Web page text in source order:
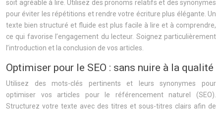
soit agréable à lire. Utilisez des pronoms relatifs et des synonymes
pour éviter les répétitions et rendre votre écriture plus élégante. Un
texte bien structuré et fluide est plus facile à lire et à comprendre,
ce qui favorise l’engagement du lecteur. Soignez particulièrement
l’introduction et la conclusion de vos articles.
Optimiser pour le SEO : sans nuire à la qualité
Utilisez des mots-clés pertinents et leurs synonymes pour
optimiser vos articles pour le référencement naturel (SEO).
Structurez votre texte avec des titres et sous-titres clairs afin de